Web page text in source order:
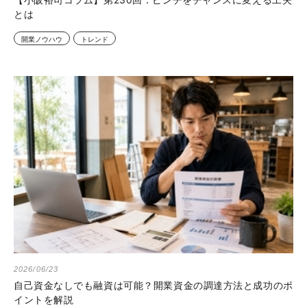
とは
開業ノウハウ トレンド
2026/06/23
自己資金なしでも融資は可能？開業資金の調達方法と成功のポ
イントを解説